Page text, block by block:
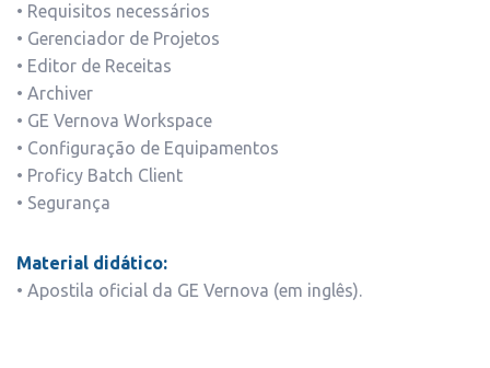
• Requisitos necessários
• Gerenciador de Projetos
• Editor de Receitas
• Archiver
• GE Vernova Workspace
• Configuração de Equipamentos
• Proficy Batch Client
• Segurança
Material didático:
• Apostila oficial da GE Vernova (em inglês).